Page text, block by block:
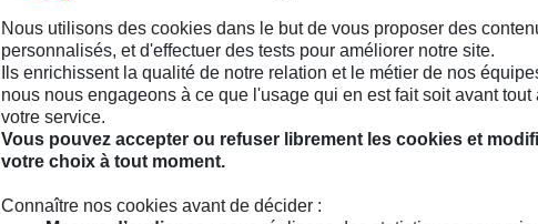
2 Transporter des
comment sécuriser
Nous utilisons des cookies dans le but de vous proposer des
personnalisés, et d'effectuer des tests pour améliorer notre site.
Ils enrichissent la qualité de notre relation et le métier de nos
nous nous engageons à ce que l'usage qui en est fait soit avant tout
votre service.
Vous pouvez accepter ou refuser librement les cookies et
votre choix à tout moment.
Connaître nos cookies avant de décider :